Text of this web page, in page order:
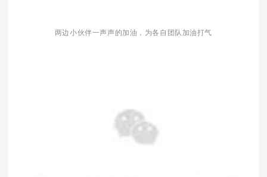
两边小伙伴一声声的加油，为各自团队加油打气